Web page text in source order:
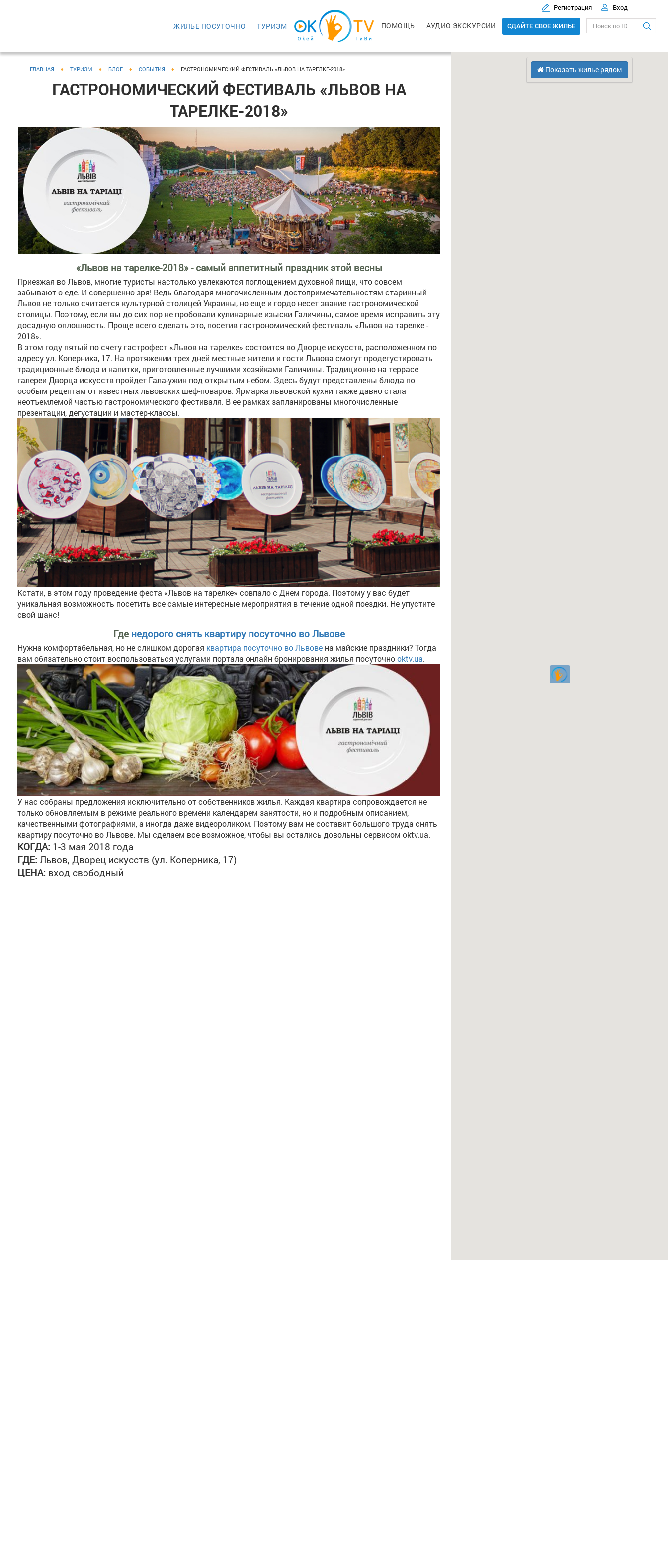
ЖИЛЬЕ ПОСУТОЧНО ТУРИЗМ ПОМОЩЬ АУДИО ЭКСКУРСИИ СДАЙТЕ СВОЕ ЖИЛЬЕ
Регистрация Вход
ГЛАВНАЯ ♦ ТУРИЗМ ♦ БЛОГ ♦ СОБЫТИЯ ♦ ГАСТРОНОМИЧЕСКИЙ ФЕСТИВАЛЬ «ЛЬВОВ НА ТАРЕЛКЕ-2018»
ГАСТРОНОМИЧЕСКИЙ ФЕСТИВАЛЬ «ЛЬВОВ НА
ТАРЕЛКЕ-2018»
«Львов на тарелке-2018» - самый аппетитный праздник этой весны
Приезжая во Львов, многие туристы настолько увлекаются поглощением духовной пищи, что совсем
забывают о еде. И совершенно зря! Ведь благодаря многочисленным достопримечательностям старинный
Львов не только считается культурной столицей Украины, но еще и гордо несет звание гастрономической
столицы. Поэтому, если вы до сих пор не пробовали кулинарные изыски Галичины, самое время исправить эту
досадную оплошность. Проще всего сделать это, посетив гастрономический фестиваль «Львов на тарелке -
2018».
В этом году пятый по счету гастрофест «Львов на тарелке» состоится во Дворце искусств, расположенном по
адресу ул. Коперника, 17. На протяжении трех дней местные жители и гости Львова смогут продегустировать
традиционные блюда и напитки, приготовленные лучшими хозяйками Галичины. Традиционно на террасе
галереи Дворца искусств пройдет Гала-ужин под открытым небом. Здесь будут представлены блюда по
особым рецептам от известных львовских шеф-поваров. Ярмарка львовской кухни также давно стала
неотъемлемой частью гастрономического фестиваля. В ее рамках запланированы многочисленные
презентации, дегустации и мастер-классы.
Кстати, в этом году проведение феста «Львов на тарелке» совпало с Днем города. Поэтому у вас будет
уникальная возможность посетить все самые интересные мероприятия в течение одной поездки. Не упустите
свой шанс!
Где недорого снять квартиру посуточно во Львове
Нужна комфортабельная, но не слишком дорогая квартира посуточно во Львове на майские праздники? Тогда
вам обязательно стоит воспользоваться услугами портала онлайн бронирования жилья посуточноoktv.ua.
У нас собраны предложения исключительно от собственников жилья. Каждая квартира сопровождается не
только обновляемым в режиме реального времени календарем занятости, но и подробным описанием,
качественными фотографиями, а иногда даже видеороликом. Поэтому вам не составит большого труда снять
квартиру посуточно во Львове. Мы сделаем все возможное, чтобы вы остались довольны сервисом oktv.ua.
КОГДА: 1-3 мая 2018 года
ГДЕ: Львов, Дворец искусств (ул. Коперника, 17)
ЦЕНА: вход свободный
Показать жилье рядом